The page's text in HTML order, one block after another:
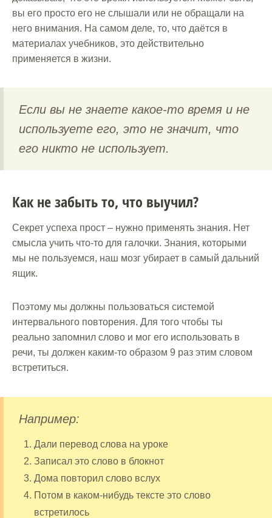
вы его просто его не слышали или не обращали на
него внимания. На самом деле, то, что даётся в
материалах учебников, это действительно
применяется в жизни.
Если вы не знаете какое-то время и не
используете его, это не значит, что
его никто не использует.
Как не забыть то, что выучил?
Секрет успеха прост – нужно применять знания. Нет
смысла учить что-то для галочки. Знания, которыми
мы не пользуемся, наш мозг убирает в самый дальний
ящик.
Поэтому мы должны пользоваться системой
интервального повторения. Для того чтобы ты
реально запомнил слово и мог его использовать в
речи, ты должен каким-то образом 9 раз этим словом
встретиться.
Например:
Дали перевод слова на уроке
Записал это слово в блокнот
Дома повторил слово вслух
Потом в каком-нибудь тексте это слово
встретилось